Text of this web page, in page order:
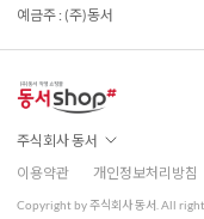
예금주 : (주)동서
주식회사 동서
이용약관
개인정보처리방침
Copyright by 주식회사 동서. All